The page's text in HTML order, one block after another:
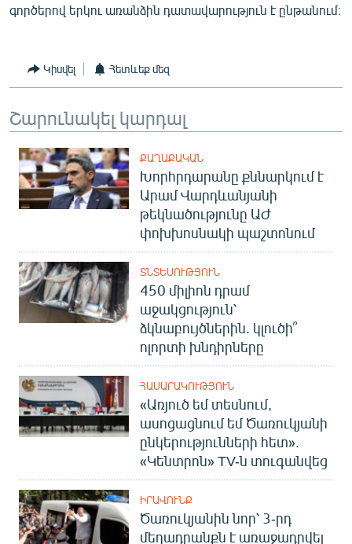
գործերով երկու առանձին դատավարություն է ընթանում։
Կիսվել Հետևեք մեզ
Շարունակել կարդալ
ՔԱՂԱՔԱԿԱՆ
Խորհրդարանը քննարկում է
Արամ Վարդևանյանի
թեկնածությունը ԱԺ
փոխխոսնակի պաշտոնում
ՏՆՏԵՍՈՒԹՅՈՒՆ
450 միլիոն դրամ
աջակցություն՝
ձկնաբույծներին. կլուծի՞
ոլորտի խնդիրները
ՀԱՍԱՐԱԿՈՒԹՅՈՒՆ
«Առյուծ եմ տեսնում,
ասոցացնում եմ Ծառուկյանի
ընկերությունների հետ».
«Կենտրոն» TV-ն տուգանվեց
ԻՐԱՎՈՒՆՔ
Ծառուկյանին նոր՝ 3-րդ
մեղադրանքն է առաջադրվել